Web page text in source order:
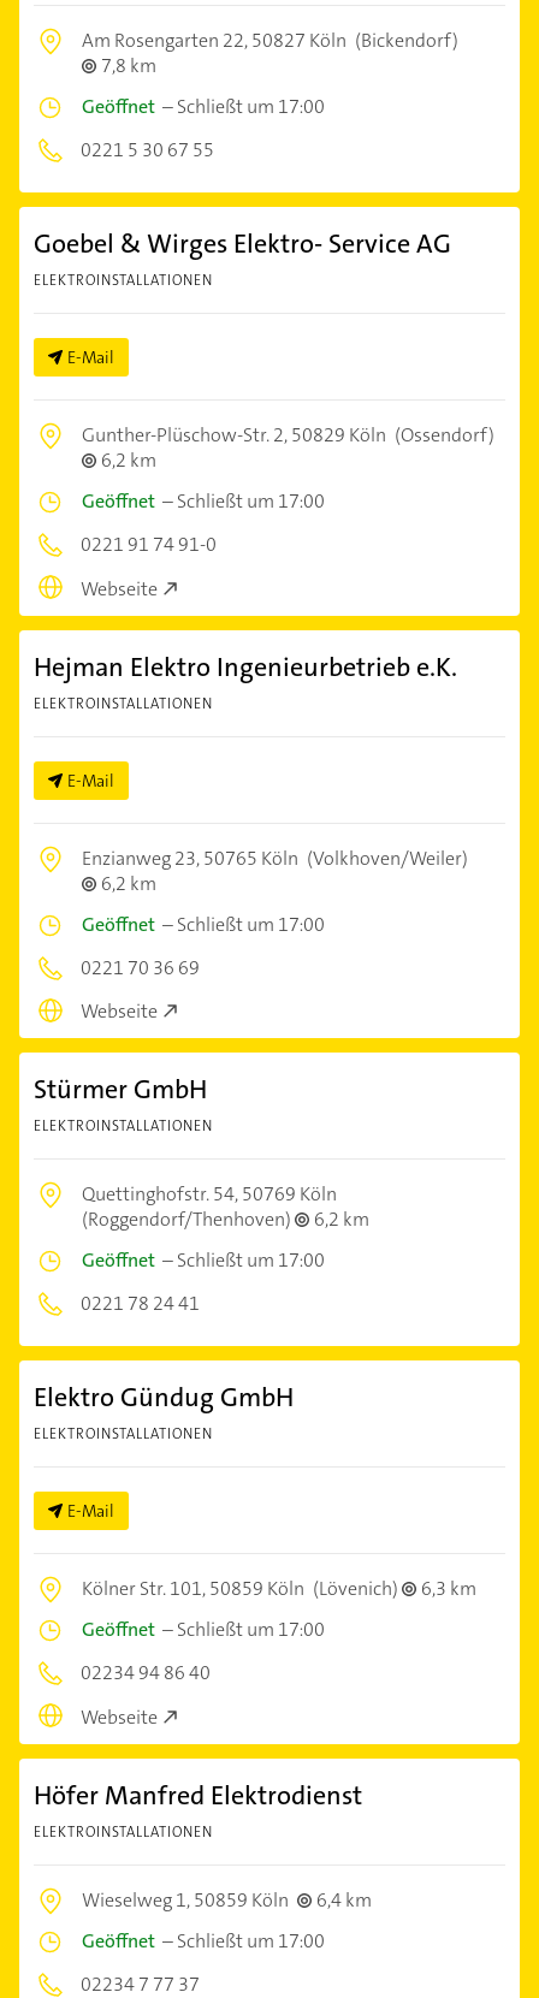
Am Rosengarten 22,50827 Köln (Bickendorf)
7,8 km
Geöffnet –Schließt um 17:00
0221 5 30 67 55
Goebel & Wirges Elektro- Service AG
ELEKTROINSTALLATIONEN
E-Mail
Gunther-Plüschow-Str. 2,50829 Köln (Ossendorf)
6,2 km
Geöffnet –Schließt um 17:00
0221 91 74 91-0
Webseite
Hejman Elektro Ingenieurbetrieb e.K.
ELEKTROINSTALLATIONEN
E-Mail
Enzianweg 23,50765 Köln (Volkhoven/Weiler)
6,2 km
Geöffnet –Schließt um 17:00
0221 70 36 69
Webseite
Stürmer GmbH
ELEKTROINSTALLATIONEN
Quettinghofstr. 54,50769 Köln
(Roggendorf/Thenhoven)
6,2 km
Geöffnet –Schließt um 17:00
0221 78 24 41
Elektro Gündug GmbH
ELEKTROINSTALLATIONEN
E-Mail
Kölner Str. 101,50859 Köln (Lövenich)
6,3 km
Geöffnet –Schließt um 17:00
02234 94 86 40
Webseite
Höfer Manfred Elektrodienst
ELEKTROINSTALLATIONEN
Wieselweg 1,50859 Köln
6,4 km
Geöffnet –Schließt um 17:00
02234 7 77 37